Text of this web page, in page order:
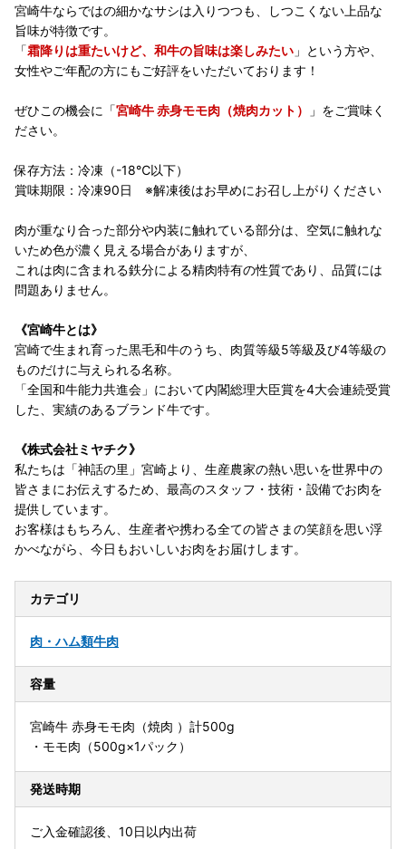
宮崎牛ならではの細かなサシは入りつつも、しつこくない上品な
旨味が特徴です。
「霜降りは重たいけど、和牛の旨味は楽しみたい 」という方や、
女性やご年配の方にもご好評をいただいております！
ぜひこの機会に「宮崎牛 赤身モモ肉（焼肉カット）
」をご賞味く
ださい。
保存方法：冷凍（-18℃以下）
賞味期限：冷凍90日 ※解凍後はお早めにお召し上がりください
肉が重なり合った部分や内装に触れている部分は、空気に触れな
いため色が濃く見える場合がありますが、
これは肉に含まれる鉄分による精肉特有の性質であり、品質には
問題ありません。
《宮崎牛とは》
宮崎で生まれ育った黒毛和牛のうち、肉質等級5等級及び4等級の
ものだけに与えられる名称。
「全国和牛能力共進会」において内閣総理大臣賞を4大会連続受賞
した、実績のあるブランド牛です。
《株式会社ミヤチク》
私たちは「神話の里」宮崎より、生産農家の熱い思いを世界中の
皆さまにお伝えするため、最高のスタッフ・技術・設備でお肉を
提供しています。
お客様はもちろん、生産者や携わる全ての皆さまの笑顔を思い浮
かべながら、今日もおいしいお肉をお届けします。
カテゴリ
肉・ハム類牛肉
容量
宮崎牛 赤身モモ肉（焼肉 ）計500g
・モモ肉（500g×1パック）
発送時期
ご入金確認後、10日以内出荷